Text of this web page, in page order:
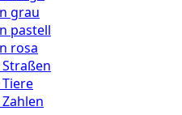
grau
pastell
rosa